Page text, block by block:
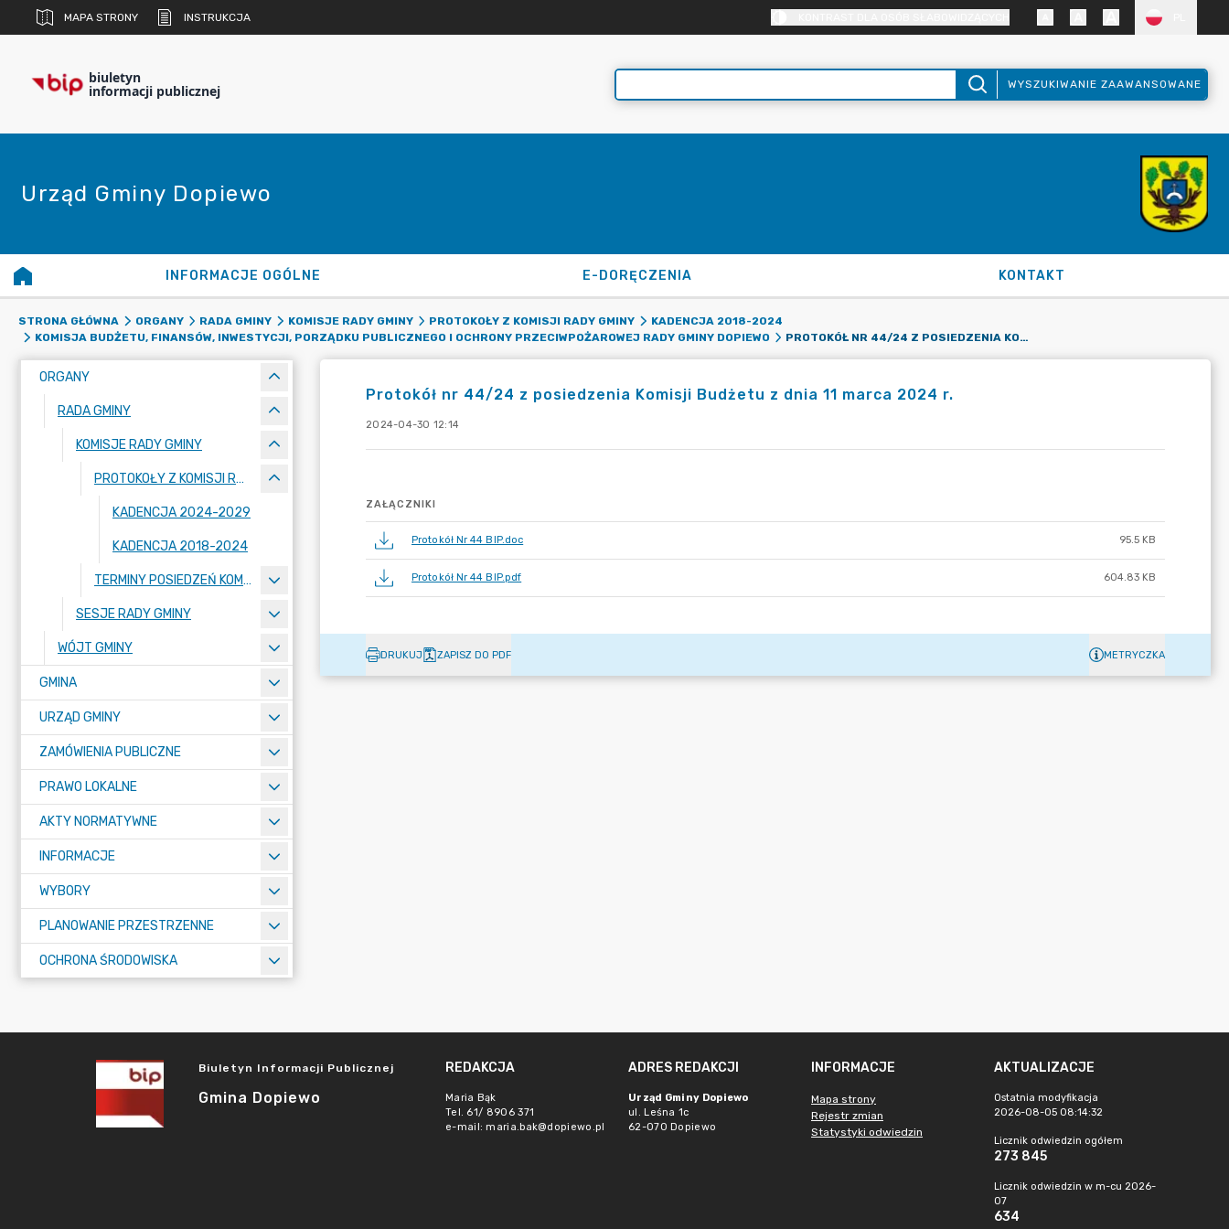
MAPA STRONY INSTRUKCJA
biuletyn
informacji publicznej WYSZUKIWANIE ZAAWANSOWANE
Urząd Gminy Dopiewo
INFORMACJE OGÓLNE E-DORĘCZENIA KONTAKT
STRONA GŁÓWNA ORGANY RADA GMINY KOMISJE RADY GMINY PROTOKOŁY Z KOMISJI RADY GMINY
KADENCJA 2018-2024
KOMISJA BUDŻETU, FINANSÓW, INWESTYCJI, PORZĄDKU PUBLICZNEGO I OCHRONY PRZECIWPOŻAROWEJ RADY GMINY DOPIEWO
PROTOKÓŁ NR 44/24 Z POSIEDZENIA KOMISJI BUDŻETU Z DNIA 11 MARCA 2024 R.
ORGANY
RADA GMINY
KOMISJE RADY GMINY
PROTOKOŁY Z KOMISJI RADY GMINY
KADENCJA 2024-2029
KADENCJA 2018-2024
TERMINY POSIEDZEŃ KOMISJI RADY GMINY
SESJE RADY GMINY
WÓJT GMINY
GMINA
URZĄD GMINY
ZAMÓWIENIA PUBLICZNE
PRAWO LOKALNE
AKTY NORMATYWNE
INFORMACJE
WYBORY
PLANOWANIE PRZESTRZENNE
OCHRONA ŚRODOWISKA
Protokół nr 44/24 z posiedzenia Komisji Budżetu z dnia 11 marca 2024 r.
2024-04-30 12:14
ZAŁĄCZNIKI
Protokół Nr 44 BIP.doc 95.5 KB
Protokół Nr 44 BIP.pdf 604.83 KB
DRUKUJ ZAPISZ DO PDF METRYCZKA
Biuletyn Informacji Publicznej
Gmina Dopiewo
REDAKCJA
Maria Bąk
Tel. 61/ 8906 371
e-mail: maria.bak@dopiewo.pl
ADRES REDAKCJI
Urząd Gminy Dopiewo
ul. Leśna 1c
62-070 Dopiewo
INFORMACJE
Mapa strony
Rejestr zmian
Statystyki odwiedzin
AKTUALIZACJE
Ostatnia modyfikacja
2026-08-05 08:14:32
Licznik odwiedzin ogółem
273 845
Licznik odwiedzin w m-cu 2026-
07
634